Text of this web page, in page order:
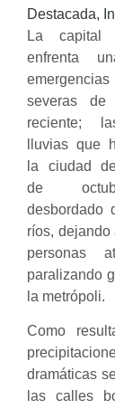
Destacada,
La capital
enfrenta
severas de
reciente;
lluvias que
la ciudad
de
desbordado
ríos, dejando
personas
paralizando
la metrópoli.
Como
dramáticas
las calles